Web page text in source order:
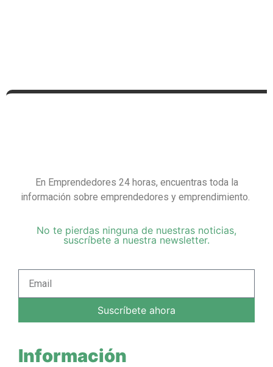
En Emprendedores 24 horas, encuentras toda la
información sobre emprendedores y emprendimiento.
No te pierdas ninguna de nuestras noticias,
suscríbete a nuestra newsletter.
Suscríbete ahora
Información